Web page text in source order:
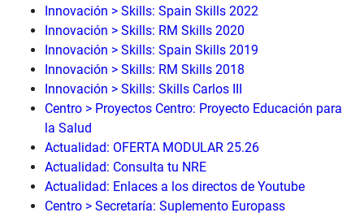
Innovación > Skills: Spain Skills 2022
Innovación > Skills: RM Skills 2020
Innovación > Skills: Spain Skills 2019
Innovación > Skills: RM Skills 2018
Innovación > Skills: Skills Carlos III
Centro > Proyectos Centro: Proyecto Educación para
la Salud
Actualidad: OFERTA MODULAR 25.26
Actualidad: Consulta tu NRE
Actualidad: Enlaces a los directos de Youtube
Centro > Secretaría: Suplemento Europass